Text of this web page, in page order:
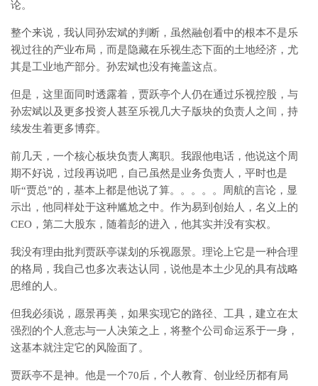
论。
整个来说，我认同孙宏斌的判断，虽然融创看中的根本不是乐
视过往的产业布局，而是隐藏在乐视生态下面的土地经济，尤
其是工业地产部分。孙宏斌也没有掩盖这点。
但是，这里面同时透露着，贾跃亭个人仍在通过乐视控股，与
孙宏斌以及更多投资人甚至乐视几大子版块的负责人之间，持
续发生着更多博弈。
前几天，一个核心板块负责人离职。我跟他电话，他说这个周
期不好说，过段再说吧，自己虽然是业务负责人，平时也是
听“贾总”的，基本上都是他说了算。。。。。周航的言论，显
示出，他同样处于这种尴尬之中。作为易到创始人，名义上的
CEO，第二大股东，随着彭的进入，他其实并没有实权。
我没有理由批判贾跃亭谋划的乐视愿景。理论上它是一种合理
的格局，我自己也多次表达认同，说他是本土少见的具有战略
思维的人。
但我必须说，愿景再美，如果实现它的路径、工具，建立在太
强烈的个人意志与一人决策之上，将整个公司命运系于一身，
这基本就注定它的风险面了。
贾跃亭不是神。他是一个70后，个人教育、创业经历都有局